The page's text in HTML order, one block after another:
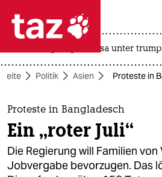
 taz zahl ich
taz zahl ich
themen
politik
öko
usa unter trump
Politik Asien Proteste in
Proteste in Bangladesch
Ein „roter Juli“
Die Regierung will Familien
Jobvergabe bevorzugen. Das